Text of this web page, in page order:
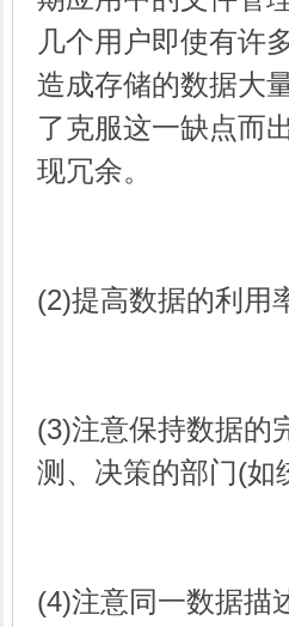
几个用户即使有许
造成存储的数据大
了克服这一缺点而
现冗余。
(2)提高数据的利用
(3)注意保持数据的
测、决策的部门(如
(4)注意同一数据描